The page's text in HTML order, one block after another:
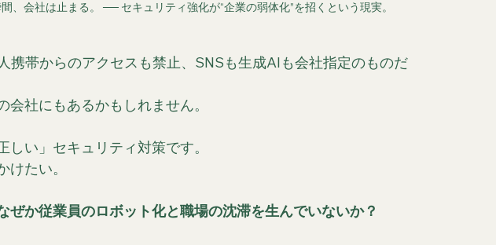
、会社は止まる。 ── セキュリティ強化が“企業の弱体化”を招くという現実。
携帯からのアクセスも禁止、SNSも生成AIも会社指定のものだ
社にもあるかもしれません。
い」セキュリティ対策です。
たい。
ぜか従業員のロボット化と職場の沈滞を生んでいないか？